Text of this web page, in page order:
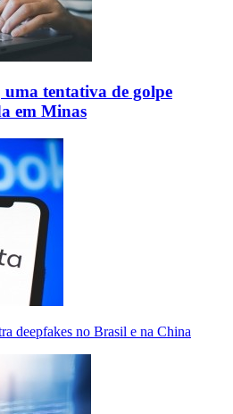
tentativa de golpe
em Minas
deepfakes no Brasil e na China